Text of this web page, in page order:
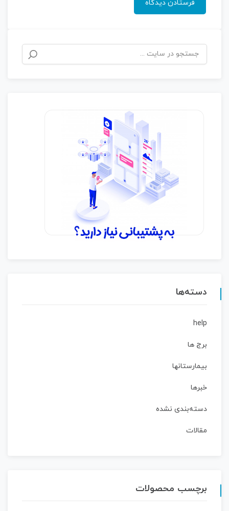
دسته‌ها
help
برج ها
بیمارستانها
خبرها
دسته‌بندی نشده
مقالات
برچسب محصولات